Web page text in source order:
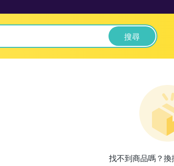
搜尋
找不到商品嗎？換